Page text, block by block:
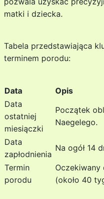
matki i dziecka.
Tabela przedstawiająca
terminem porodu:
Data
Opis
Data
ostatniej
miesiączki
Początek
Naegelego.
Data
zapłodnienia
Na ogół 14
Termin
porodu
(około 40